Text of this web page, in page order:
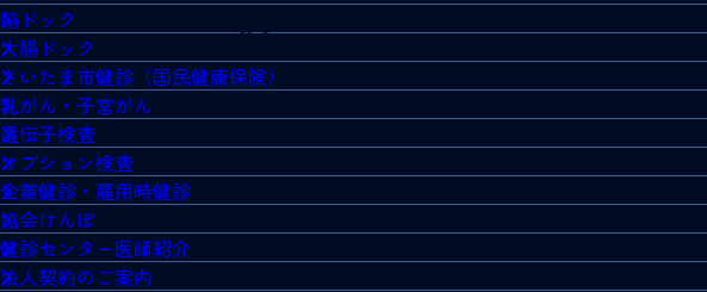
脳ドック
大腸ドック
さいたま市健診（国民健康保険）
乳がん・子宮がん
遺伝子検査
オプション検査
企業健診・雇用時健診
協会けんぽ
健診センター医師紹介
法人契約のご案内